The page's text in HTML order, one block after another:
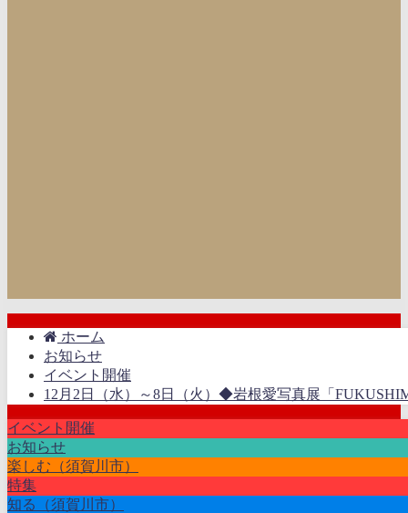
ホーム
お知らせ
イベント開催
12月2日（水）～8日（火）◆岩根愛写真展「
イベント開催
お知らせ
楽しむ（須賀川市）
特集
知る（須賀川市）